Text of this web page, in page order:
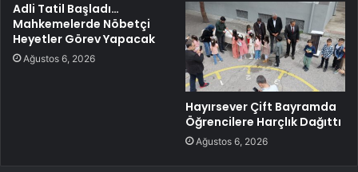
Adli Tatil Başladı…
Mahkemelerde Nöbetçi
Heyetler Görev Yapacak
Ağustos 6, 2026
Hayırsever Çift Bayramda
Öğrencilere Harçlık Dağıttı
Ağustos 6, 2026